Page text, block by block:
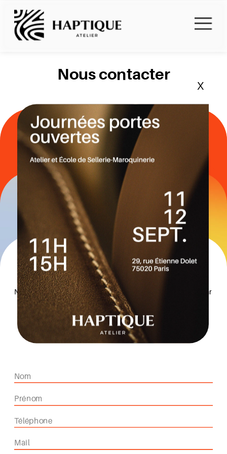
Nous contacter
29, rue Étienne Dolet
75020 Paris
contact@atelierhaptique.fr
01 77 16 88 39
Pour nous contacter
Nous serons heureuses de répondre à toutes vos questions, par
téléphone ou par mail. N’hésitez pas à nous contacter
directement, ou à nous transmettre votre demande via le
formulaire ci-dessous.
Référent Handicap : Emmanuelle SARSAR - 01 77 16 88 39
X